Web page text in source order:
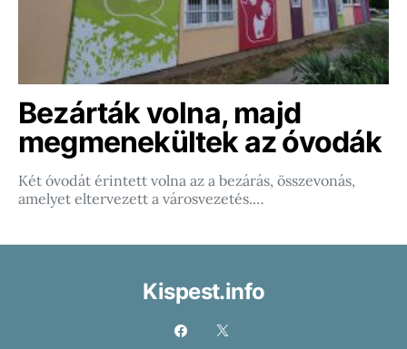
Bezárták volna, majd
megmenekültek az óvodák
Két óvodát érintett volna az a bezárás, összevonás,
amelyet eltervezett a városvezetés.…
Kispest.info